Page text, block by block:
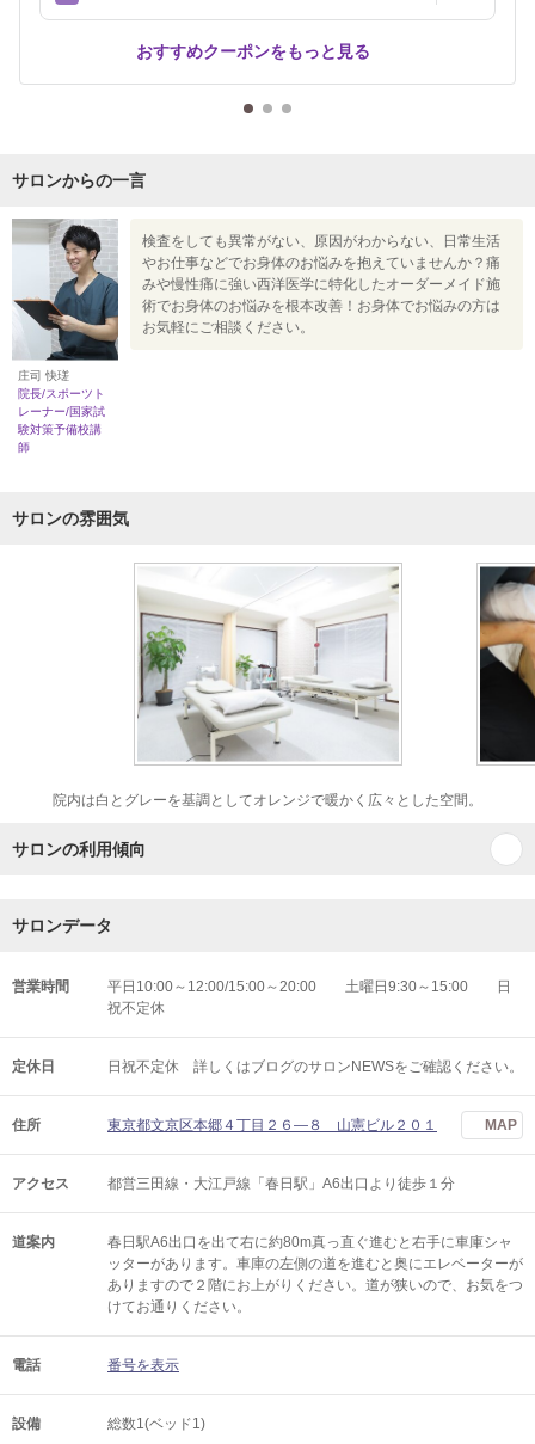
おすすめクーポンをもっと見る
サロンからの一言
庄司 快瑳
院長/スポーツト
レーナー/国家試
験対策予備校講
師
検査をしても異常がない、原因がわからない、日常生活
やお仕事などでお身体のお悩みを抱えていませんか？痛
みや慢性痛に強い西洋医学に特化したオーダーメイド施
術でお身体のお悩みを根本改善！お身体でお悩みの方は
お気軽にご相談ください。
サロンの雰囲気
院内は白とグレーを基調としてオレンジで暖かく広々とした空間。
サロンの利用傾向
サロンデータ
営業時間
平日10:00～12:00/15:00～20:00 土曜日9:30～15:00 日
祝不定休
定休日 日祝不定休 詳しくはブログのサロンNEWSをご確認ください。
住所 東京都文京区本郷４丁目２６―８ 山憲ビル２０１ MAP
アクセス 都営三田線・大江戸線「春日駅」A6出口より徒歩１分
道案内
春日駅A6出口を出て右に約80m真っ直ぐ進むと右手に車庫シャ
ッターがあります。車庫の左側の道を進むと奥にエレベーターが
ありますので２階にお上がりください。道が狭いので、お気をつ
けてお通りください。
電話 番号を表示
設備 総数1(ベッド1)